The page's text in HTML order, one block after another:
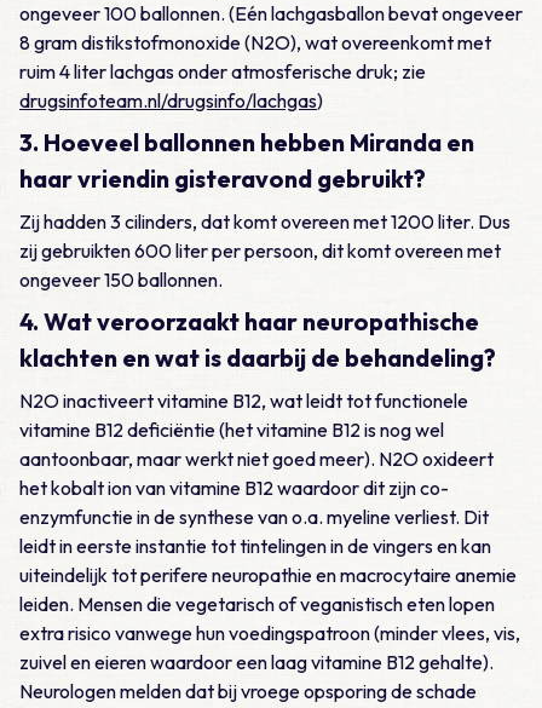
ongeveer 100 ballonnen. (Eén lachgasballon bevat ongeveer
8 gram distikstofmonoxide (N2O), wat overeenkomt met
ruim 4 liter lachgas onder atmosferische druk; zie
drugsinfoteam.nl/drugsinfo/lachgas)
3. Hoeveel ballonnen hebben Miranda en
haar vriendin gisteravond gebruikt?
Zij hadden 3 cilinders, dat komt overeen met 1200 liter. Dus
zij gebruikten 600 liter per persoon, dit komt overeen met
ongeveer 150 ballonnen.
4. Wat veroorzaakt haar neuropathische
klachten en wat is daarbij de behandeling?
N2O inactiveert vitamine B12, wat leidt tot functionele
vitamine B12 deficiëntie (het vitamine B12 is nog wel
aantoonbaar, maar werkt niet goed meer). N2O oxideert
het kobalt ion van vitamine B12 waardoor dit zijn co-
enzymfunctie in de synthese van o.a. myeline verliest. Dit
leidt in eerste instantie tot tintelingen in de vingers en kan
uiteindelijk tot perifere neuropathie en macrocytaire anemie
leiden. Mensen die vegetarisch of veganistisch eten lopen
extra risico vanwege hun voedingspatroon (minder vlees, vis,
zuivel en eieren waardoor een laag vitamine B12 gehalte).
Neurologen melden dat bij vroege opsporing de schade